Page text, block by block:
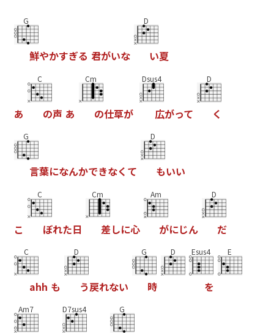
G
鮮やかすぎる 君がいな
D
い夏
あ
C
の声 あ
Cm
の仕草が
Dsus4
広がって
D
く
G
言葉になんかできなく て
D
もいい
こ
C
ぼれた日
Cm
差しに心
Am
がにじん
D
だ
C
ahh も
D
う戻れない
G
時
D Esus4
を
E
Am7 D7sus4 G